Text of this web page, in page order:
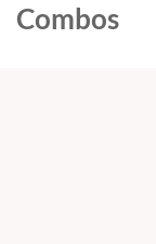
Combos